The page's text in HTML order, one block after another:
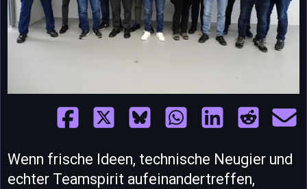
Wenn frische Ideen, technische Neugier und
echter Teamspirit aufeinandertreffen,